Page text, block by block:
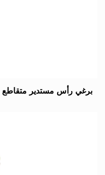
برغي رأس مستدير